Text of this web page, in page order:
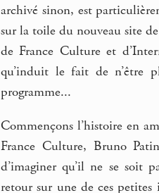
archivé sinon, est
sur la toile du nouveau site
de France Culture et
qu’induit le fait de n’être
programme...
Commençons l’histoire en
France Culture, Bruno
d’imaginer qu’il ne se soit
retour sur une de ces